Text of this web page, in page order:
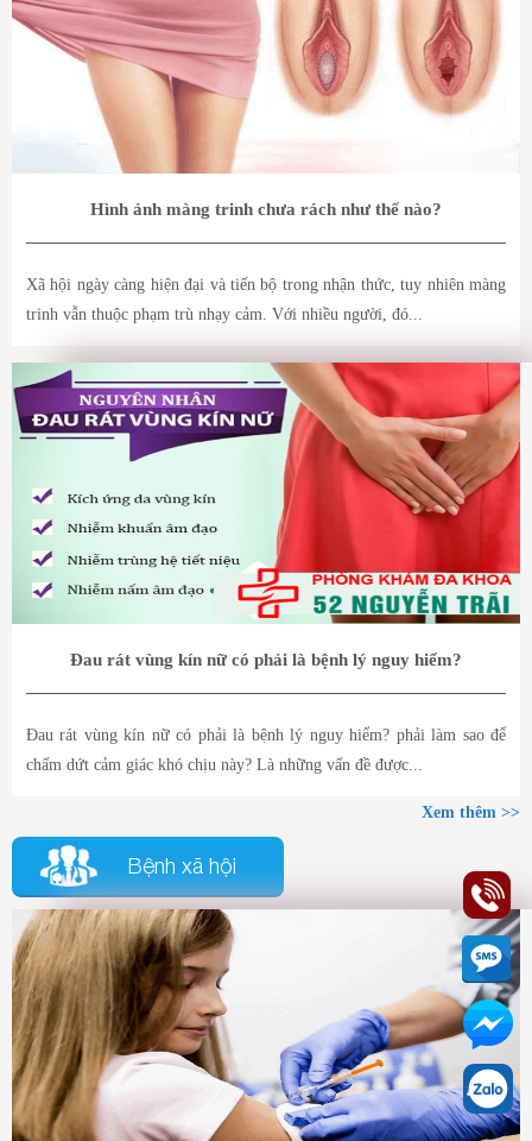
Hình ảnh màng trinh chưa rách như thế nào?
Xã hội ngày càng hiện đại và tiến bộ trong nhận thức, tuy nhiên màng
trinh vẫn thuộc phạm trù nhạy cảm. Với nhiều người, đó...
Đau rát vùng kín nữ có phải là bệnh lý nguy hiểm?
Đau rát vùng kín nữ có phải là bệnh lý nguy hiểm? phải làm sao để
chấm dứt cảm giác khó chịu này? Là những vấn đề được...
Xem thêm >>
Bệnh xã hội